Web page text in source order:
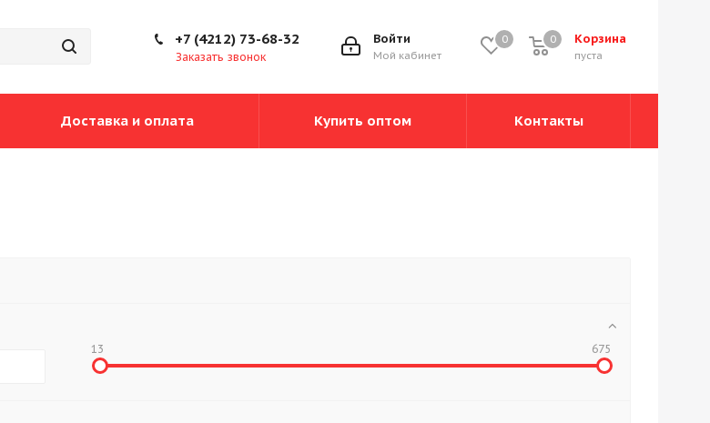
0 Корзина
0
пуста
0
Войти
Мой кабинет
+7 (4212) 73-68-32
Заказать звонок
Доставка и оплата Купить оптом Контакты
13 675